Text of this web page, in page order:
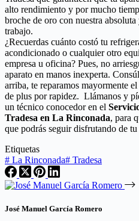
alto rendimiento y por mucho
broche de oro con nuestra
trabajo.
¿Recuerdas cuánto costó tu
acondicionado o cualquier otro
empresa u oficina? Pues, no
aparato en manos inexperta.
arriba, te reparamos mayormente
de plus por rapidez. Llámanos y
un técnico conocedor en el
Tradesa en La Rinconada, para
que podrás seguir disfrutando de
Etiquetas
# La Rinconada# Tradesa
José Manuel García Romero